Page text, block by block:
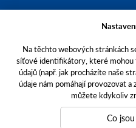
Copyright ©
Toto jsou internetové stránky
Hustopečích, Brněnská
zapsané v OR vedeném
Společnost AGROTEC a.s. je
společností
Na těchto webových stránkách
síťové identifikátory, které mohou
údajů (např. jak procházíte naše
údaje nám pomáhají provozovat a
můžete kdykoliv
Co